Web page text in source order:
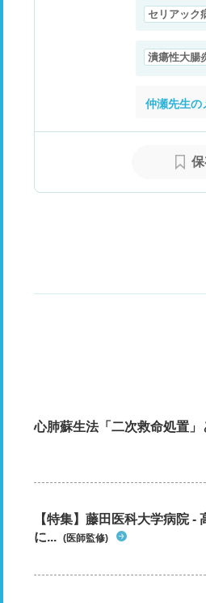
セリアック
潰瘍性大腸
仲瀬先生の
心肺蘇生法「二次救命処置
【特集】藤田医科大学病院
に... (医師監修)